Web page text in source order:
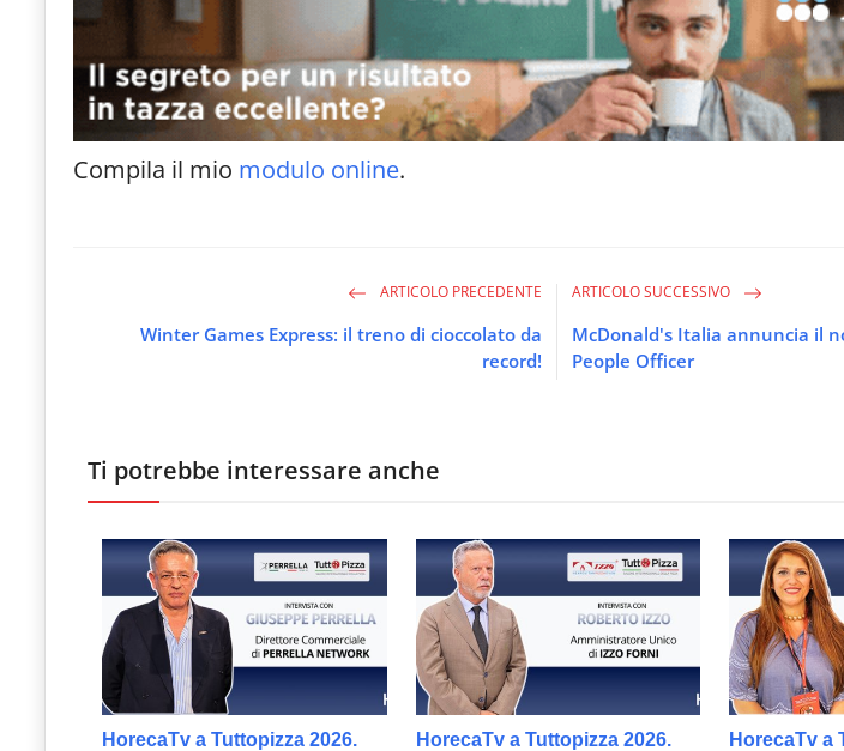
Compila il mio modulo online.
ARTICOLO PRECEDENTE
Winter Games Express: il treno di cioccolato da
record!
ARTICOLO SUCCESSIVO
McDonald's Italia annuncia il
People Officer
Ti potrebbe interessare anche
HorecaTv a Tuttopizza 2026.
HorecaTv a Tuttopizza 2026.
HorecaTv a